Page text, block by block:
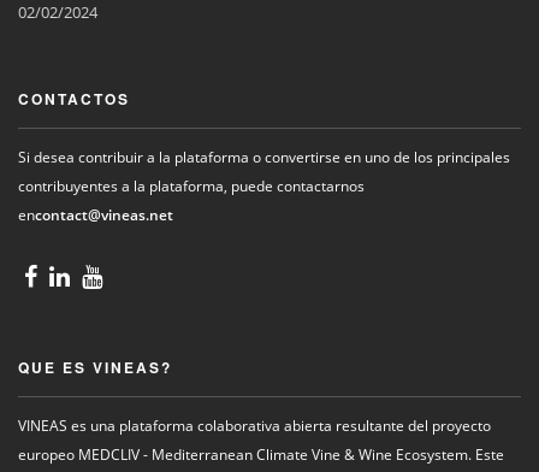
02/02/2024
CONTACTOS
Si desea contribuir a la plataforma o convertirse en uno de los principales
contribuyentes a la plataforma, puede contactarnos
encontact@vineas.net
QUE ES VINEAS?
VINEAS es una plataforma colaborativa abierta resultante del proyecto
europeo MEDCLIV - Mediterranean Climate Vine & Wine Ecosystem. Este